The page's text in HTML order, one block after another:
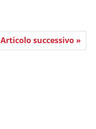
Articolo successivo »